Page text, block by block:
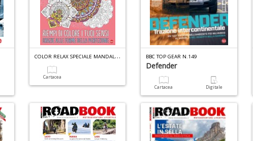
C
OLOR RELAX SPECIALE MANDALA N.6
Cartacea
BBC TOP GEAR N.149
Defender
Cartacea Digitale